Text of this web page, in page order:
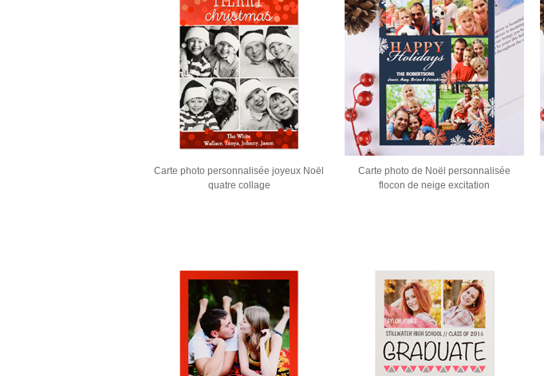
Carte photo personnalisée joyeux Noël
quatre collage
Carte photo de Noël personnalisée
flocon de neige excitation